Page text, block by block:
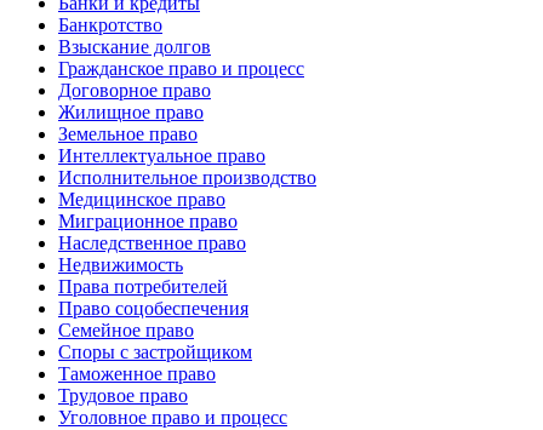
Банкротство
Взыскание долгов
Гражданское право и процесс
Договорное право
Жилищное право
Земельное право
Интеллектуальное право
Исполнительное производство
Медицинское право
Миграционное право
Наследственное право
Недвижимость
Права потребителей
Право соцобеспечения
Семейное право
Споры с застройщиком
Таможенное право
Трудовое право
Уголовное право и процесс